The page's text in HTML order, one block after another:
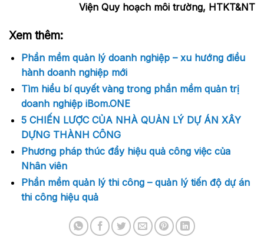
Viện Quy hoạch môi trường, HTKT&NT
Xem thêm:
Phần mềm quản lý doanh nghiệp – xu hướng điều
hành doanh nghiệp mới
Tìm hiểu bí quyết vàng trong phần mềm quản trị
doanh nghiệp iBom.ONE
5 CHIẾN LƯỢC CỦA NHÀ QUẢN LÝ DỰ ÁN XÂY
DỰNG THÀNH CÔNG
Phương pháp thúc đẩy hiệu quả công việc của
Nhân viên
Phần mềm quản lý thi công – quản lý tiến độ dự án
thi công hiệu quả